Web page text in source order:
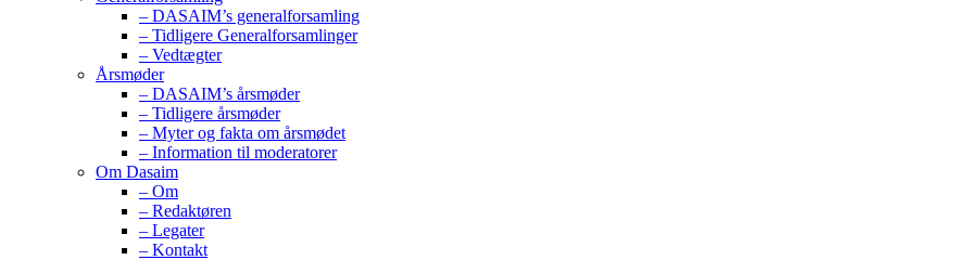
– DASAIM’s generalforsamling
– Tidligere Generalforsamlinger
– Vedtægter
Årsmøder
– DASAIM’s årsmøder
– Tidligere årsmøder
– Myter og fakta om årsmødet
– Information til moderatorer
Om Dasaim
– Om
– Redaktøren
– Legater
– Kontakt